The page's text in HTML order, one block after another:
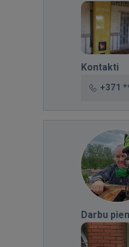
Kontakti
+371
Darbu